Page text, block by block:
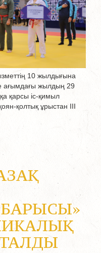
10 жылдығына
ағымдағы жылдың 29
қарсы іс-қимыл
қолтық ұрыстан III